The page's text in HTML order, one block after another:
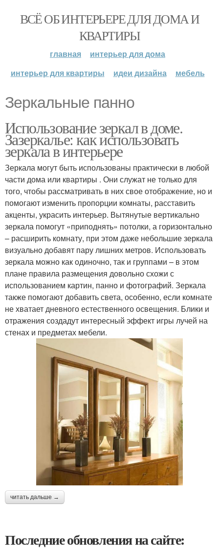
ВСЁ ОБ ИНТЕРЬЕРЕ ДЛЯ ДОМА И
КВАРТИРЫ
главная
интерьер для дома
интерьер для квартиры
идеи дизайна мебель
Зеркальные панно
Использование зеркал в доме.
Зазеркалье: как использовать
зеркала в интерьере
Зеркала могут быть использованы практически в любой
части дома или квартиры . Они служат не только для
того, чтобы рассматривать в них свое отображение, но и
помогают изменить пропорции комнаты, расставить
акценты, украсить интерьер. Вытянутые вертикально
зеркала помогут «приподнять» потолки, а горизонтально
– расширить комнату, при этом даже небольшие зеркала
визуально добавят пару лишних метров. Использовать
зеркала можно как одиночно, так и группами – в этом
плане правила размещения довольно схожи с
использованием картин, панно и фотографий. Зеркала
также помогают добавить света, особенно, если комнате
не хватает дневного естественного освещения. Блики и
отражения создадут интересный эффект игры лучей на
стенах и предметах мебели.
читать дальше →
Последние обновления на сайте: